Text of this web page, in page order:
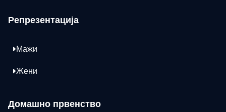
Репрезентација
Мажи
Жени
Домашно првенство